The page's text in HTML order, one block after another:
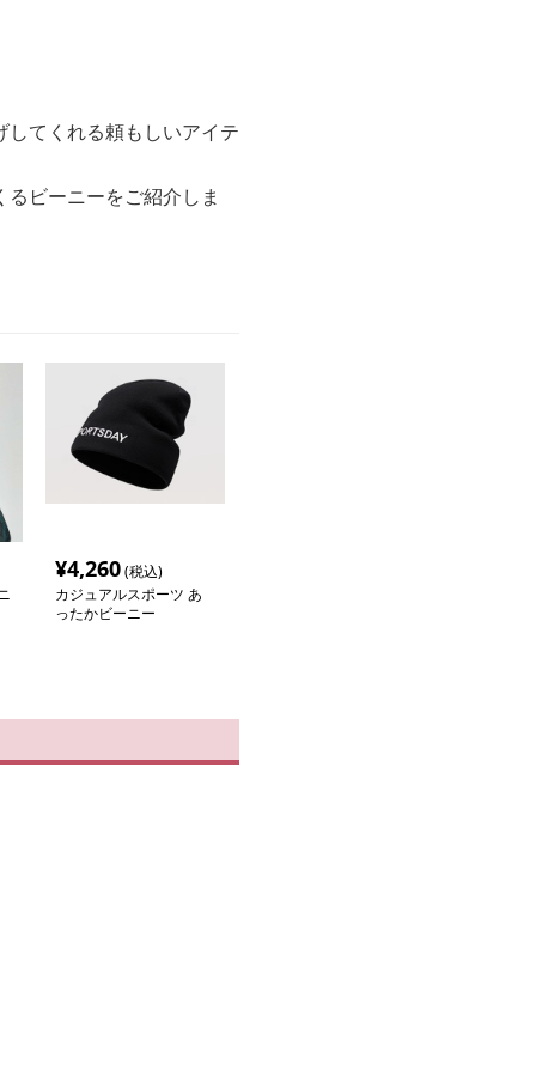
てくれる頼もしいアイテ
ビーニーをご紹介しま
¥4,260(税込)
カジュアルスポーツ あ
ったかビーニー